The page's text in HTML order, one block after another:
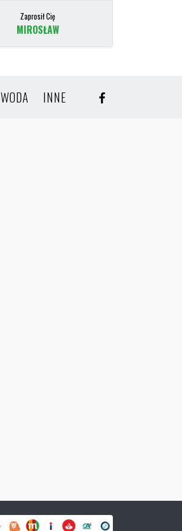
Zaprosił Cię
MIROSŁAW
WODA INNE